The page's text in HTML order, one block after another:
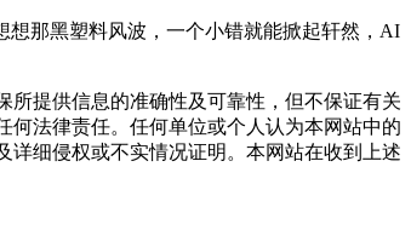
那黑塑料风波，一个小错就能掀起轩然，AI
提供信息的准确性及可靠性，但不保证有关
何法律责任。任何单位或个人认为本网站中的
详细侵权或不实情况证明。本网站在收到上述